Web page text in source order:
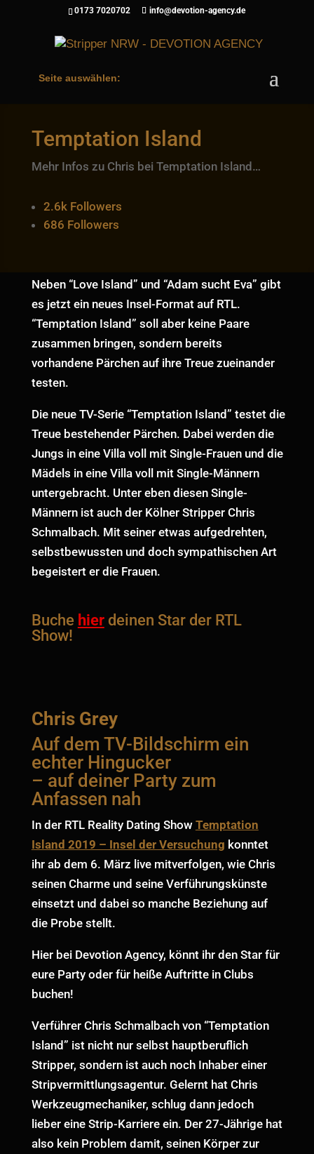
0173 7020702 info@devotion-agency.de
Seite auswählen:
Temptation Island
Mehr Infos zu Chris bei Temptation Island…
2.6k Followers
686 Followers
Neben “Love Island” und “Adam sucht Eva” gibt
es jetzt ein neues Insel-Format auf RTL.
“Temptation Island” soll aber keine Paare
zusammen bringen, sondern bereits
vorhandene Pärchen auf ihre Treue zueinander
testen.
Die neue TV-Serie “Temptation Island” testet die
Treue bestehender Pärchen. Dabei werden die
Jungs in eine Villa voll mit Single-Frauen und die
Mädels in eine Villa voll mit Single-Männern
untergebracht. Unter eben diesen Single-
Männern ist auch der Kölner Stripper Chris
Schmalbach. Mit seiner etwas aufgedrehten,
selbstbewussten und doch sympathischen Art
begeistert er die Frauen.
Buche hierdeinen Star der RTL
Show!
Chris Grey
Auf dem TV-Bildschirm ein
echter Hingucker
– auf deiner Party zum
Anfassen nah
In der RTL Reality Dating Show Temptation
Island 2019 – Insel der Versuchung konntet
ihr ab dem 6. März live mitverfolgen, wie Chris
seinen Charme und seine Verführungskünste
einsetzt und dabei so manche Beziehung auf
die Probe stellt.
Hier bei Devotion Agency, könnt ihr den Star für
eure Party oder für heiße Auftritte in Clubs
buchen!
Verführer Chris Schmalbach von “Temptation
Island” ist nicht nur selbst hauptberuflich
Stripper, sondern ist auch noch Inhaber einer
Stripvermittlungsagentur. Gelernt hat Chris
Werkzeugmechaniker, schlug dann jedoch
lieber eine Strip-Karriere ein. Der 27-Jährige hat
also kein Problem damit, seinen Körper zur